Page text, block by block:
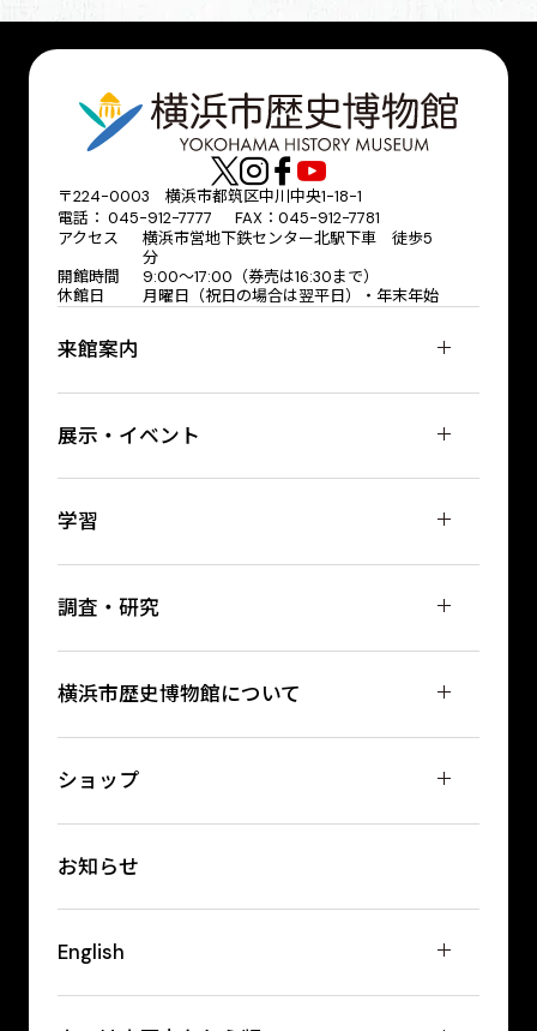
〒224-0003 横浜市都筑区中川中央1-18-1
電話： 045-912-7777 FAX：045-912-7781
アクセス
横浜市営地下鉄センター北駅下車 徒歩5
分
開館時間
9:00〜17:00（券売は16:30まで）
休館日
月曜日（祝日の場合は翌平日）・年末年始
来館案内
展示・イベント
学習
調査・研究
横浜市歴史博物館について
ショップ
お知らせ
English